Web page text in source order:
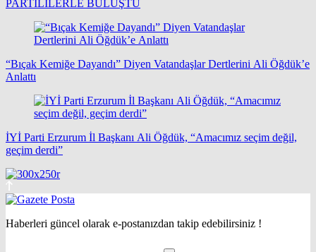
PARTİLİLERLE BULUŞTU
“Bıçak Kemiğe Dayandı” Diyen Vatandaşlar Dertlerini Ali Öğdük’e
Anlattı
İYİ Parti Erzurum İl Başkanı Ali Öğdük, “Amacımız seçim değil,
geçim derdi”
Haberleri güncel olarak e-postanızdan takip edebilirsiniz !